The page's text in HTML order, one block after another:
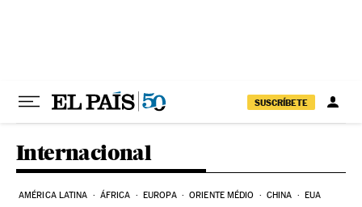
SUSCRÍBETE
Internacional
AMÉRICA LATINA ÁFRICA EUROPA ORIENTE MÉDIO CHINA EUA